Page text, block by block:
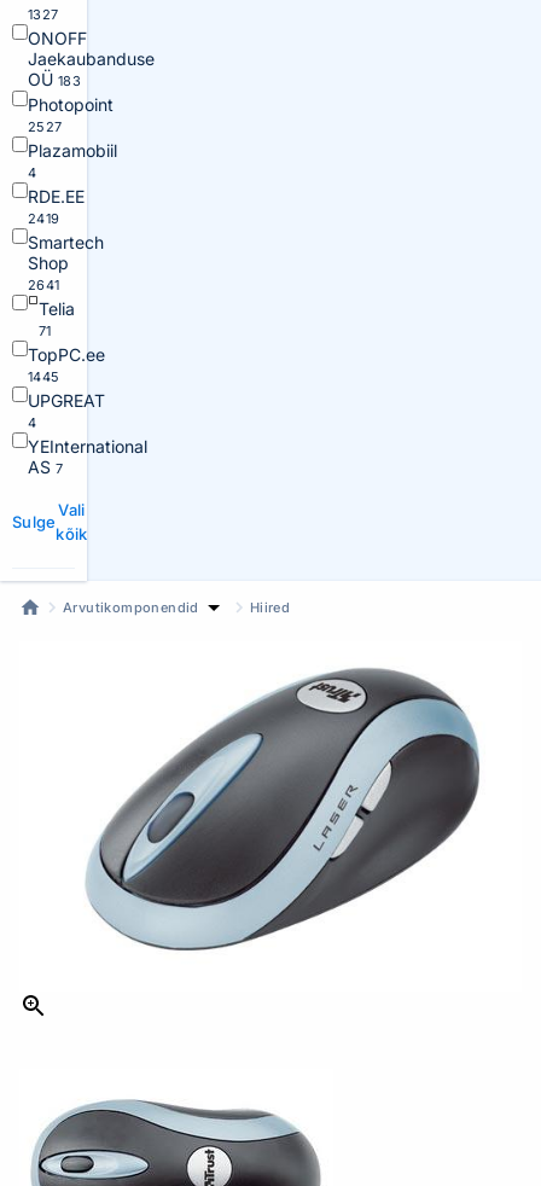
1327
ONOFF
Jaekaubanduse
OÜ 183
Photopoint
2527
Plazamobiil
4
RDE.EE
2419
Smartech
Shop
2641
Telia
71
TopPC.ee
1445
UPGREAT
4
YEInternational
AS 7
Sulge
Vali
kõik
Arvutikomponendid Hiired